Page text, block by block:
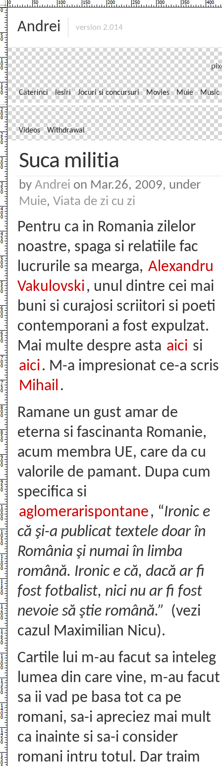
Andrei version 2.014
Caterinci Iesiri Jocuri si concursuri Movies Muie Music
Videos Withdrawal
Suca militia
by Andrei on Mar.26, 2009, under
Muie, Viata de zi cu zi
Pentru ca in Romania zilelor
noastre, spaga si relatiile fac
lucrurile sa mearga, Alexandru
Vakulovski , unul dintre cei mai
buni si curajosi scriitori si poeti
contemporani a fost expulzat.
Mai multe despre asta aici si
aici . M-a impresionat ce-a scris
Mihail .
Ramane un gust amar de
eterna si fascinanta Romanie,
acum membra UE, care da cu
valorile de pamant. Dupa cum
specifica si
aglomerarispontane, “Ironic e
că şi-a publicat textele doar în
România şi numai în limba
română. Ironic e că, dacă ar fi
fost fotbalist, nici nu ar fi fost
nevoie să ştie română.” (vezi
cazul Maximilian Nicu).
Cartile lui m-au facut sa inteleg
lumea din care vine, m-au facut
sa ii vad pe basa tot ca pe
romani, sa-i apreciez mai mult
ca inainte si sa-i consider
romani intru totul. Dar traim